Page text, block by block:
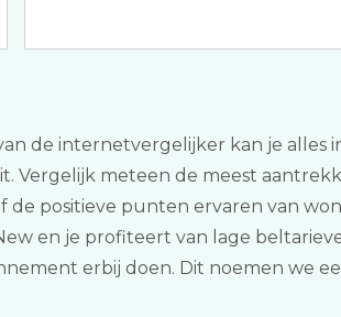
de internetvergelijker kan je alles
Vergelijk meteen de meest
positieve punten ervaren van
en je profiteert van lage
erbij doen. Dit noemen we